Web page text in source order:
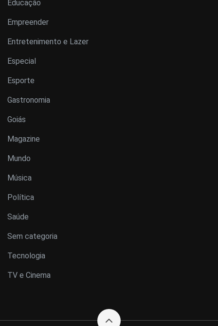
Educação
Empreender
Entretenimento e Lazer
Especial
Esporte
Gastronomia
Goiás
Magazine
Mundo
Música
Política
Saúde
Sem categoria
Tecnologia
TV e Cinema